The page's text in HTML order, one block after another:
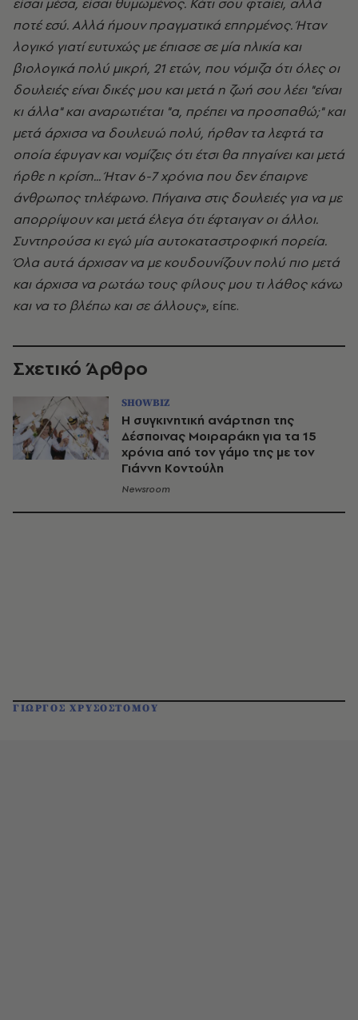
ποτέ εσύ. Αλλά ήμουν πραγματικά επηρμένος. Ήταν
λογικό γιατί ευτυχώς με έπιασε σε μία ηλικία και
βιολογικά πολύ μικρή, 21 ετών, που νόμιζα ότι όλες οι
δουλειές είναι δικές μου και μετά η ζωή σου λέει "είναι
κι άλλα" και αναρωτιέται "α, πρέπει να προσπαθώ;" και
μετά άρχισα να δουλευώ πολύ, ήρθαν τα λεφτά τα
οποία έφυγαν και νομίζεις ότι έτσι θα πηγαίνει και μετά
ήρθε η κρίση... Ήταν 6-7 χρόνια που δεν έπαιρνε
άνθρωπος τηλέφωνο. Πήγαινα στις δουλειές για να με
απορρίψουν και μετά έλεγα ότι έφταιγαν οι άλλοι.
Συντηρούσα κι εγώ μία αυτοκαταστροφική πορεία.
Όλα αυτά άρχισαν να με κουδουνίζουν πολύ πιο μετά
και άρχισα να ρωτάω τους φίλους μου τι λάθος κάνω
και να το βλέπω και σε άλλους», είπε.
Σχετικό Άρθρο
SHOWBIZ
Η συγκινητική ανάρτηση της
Δέσποινας Μοιραράκη για τα 15
χρόνια από τον γάμο της με τον
Γιάννη Κοντούλη
Newsroom
ΓΙΩΡΓΟΣ ΧΡΥΣΟΣΤΟΜΟΥ